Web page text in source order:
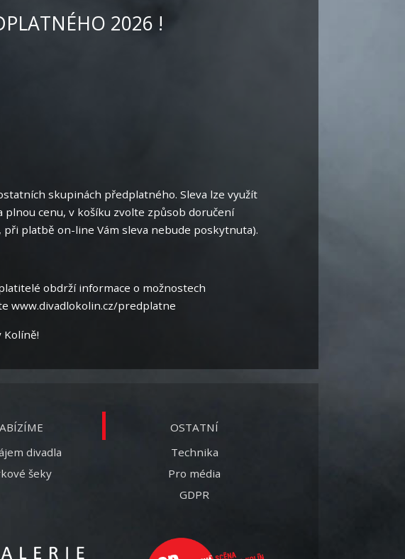
2026 !
skupinách předplatného. Sleva lze využít
cenu, v košíku zvolte způsob doručení
platbě on-line Vám sleva nebude poskytnuta).
obdrží informace o možnostech
www.divadlokolin.cz/predplatne
Kolíně!
divadla
šeky
OSTATNÍ
Technika
Pro média
GDPR